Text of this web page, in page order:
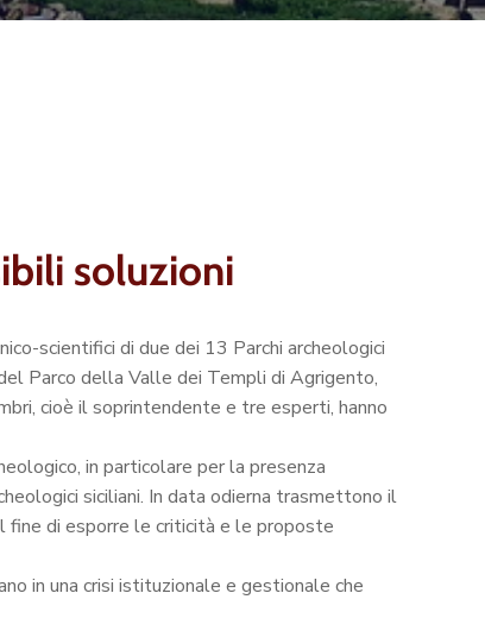
soluzioni
scientifici di due dei 13 Parchi archeologici
Parco della Valle dei Templi di Agrigento,
cioè il soprintendente e tre esperti, hanno
in particolare per la presenza
siciliani. In data odierna trasmettono il
fine di esporre le criticità e le proposte
in una crisi istituzionale e gestionale che